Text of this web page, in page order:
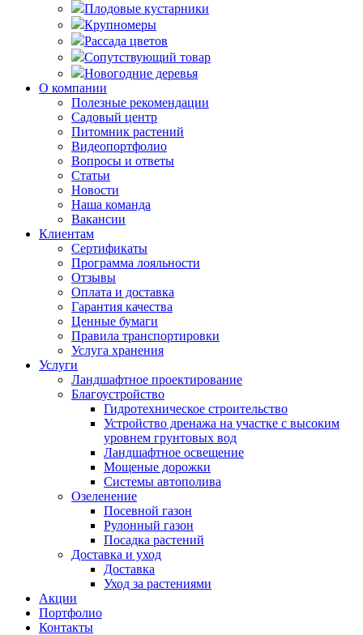
Плодовые кустарники
Крупномеры
Рассада цветов
Сопутствующий товар
Новогодние деревья
О компании
Полезные рекомендации
Садовый центр
Питомник растений
Видеопортфолио
Вопросы и ответы
Статьи
Новости
Наша команда
Вакансии
Клиентам
Сертификаты
Программа лояльности
Отзывы
Оплата и доставка
Гарантия качества
Ценные бумаги
Правила транспортировки
Услуга хранения
Услуги
Ландшафтное проектирование
Благоустройство
Гидротехническое строительство
Устройство дренажа на участке с высоким
уровнем грунтовых вод
Ландшафтное освещение
Мощеные дорожки
Системы автополива
Озеленение
Посевной газон
Рулонный газон
Посадка растений
Доставка и уход
Доставка
Уход за растениями
Акции
Портфолио
Контакты